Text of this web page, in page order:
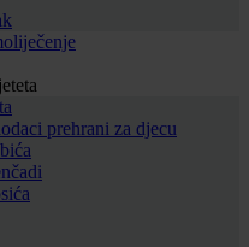
prehrani za djecu